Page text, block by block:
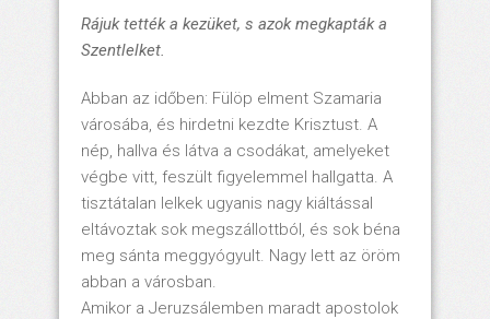
Rájuk tették a kezüket, s azok megkapták a
Szentlelket.
Abban az időben: Fülöp elment Szamaria
városába, és hirdetni kezdte Krisztust. A
nép, hallva és látva a csodákat, amelyeket
végbe vitt, feszült figyelemmel hallgatta. A
tisztátalan lelkek ugyanis nagy kiáltással
eltávoztak sok megszállottból, és sok béna
meg sánta meggyógyult. Nagy lett az öröm
abban a városban.
Amikor a Jeruzsálemben maradt apostolok